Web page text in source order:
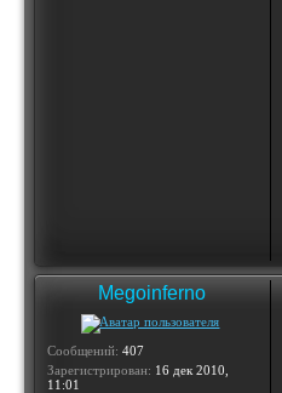
Megoinferno
Сообщений: 407
Зарегистрирован: 16 дек 2010,
11:01